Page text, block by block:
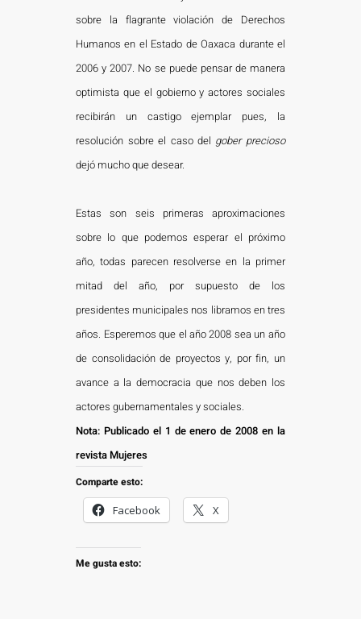
sobre la flagrante violación de Derechos
Humanos en el Estado de Oaxaca durante el
2006 y 2007. No se puede pensar de manera
optimista que el gobierno y actores sociales
recibirán un castigo ejemplar pues, la
resolución sobre el caso del gober precioso
dejó mucho que desear.
Estas son seis primeras aproximaciones
sobre lo que podemos esperar el próximo
año, todas parecen resolverse en la primer
mitad del año, por supuesto de los
presidentes municipales nos libramos en tres
años. Esperemos que el año 2008 sea un año
de consolidación de proyectos y, por fin, un
avance a la democracia que nos deben los
actores gubernamentales y sociales.
Nota: Publicado el 1 de enero de 2008 en la
revista Mujeres
Comparte esto:
Facebook
X
Me gusta esto: